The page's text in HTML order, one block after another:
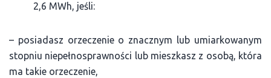
2,6 MWh, jeśli:
– posiadasz orzeczenie o znacznym lub umiarkowanym
stopniu niepełnosprawności lub mieszkasz z osobą, która
ma takie orzeczenie,